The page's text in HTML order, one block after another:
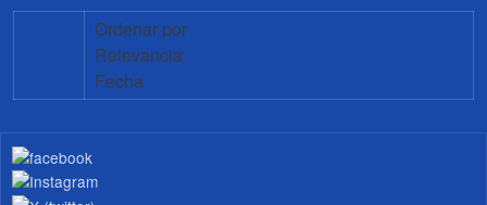
Ordenar por
Relevancia
Fecha